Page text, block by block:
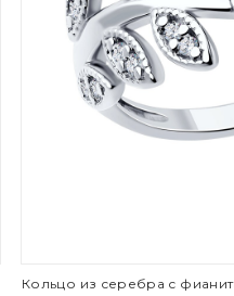
Кольцо из серебра с